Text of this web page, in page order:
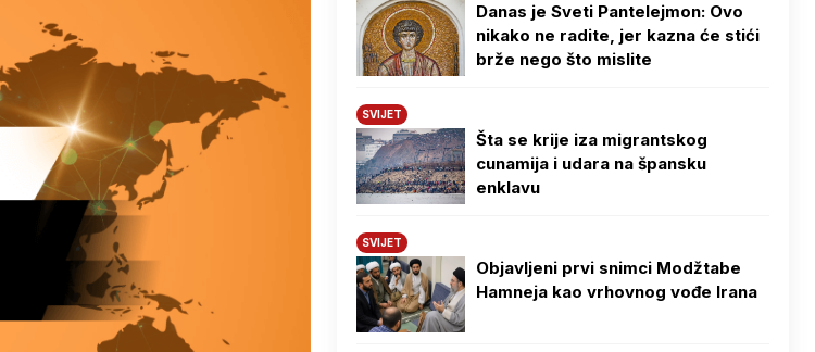
Danas je Sveti Pantelejmon: Ovo
nikako ne radite, jer kazna će stići
brže nego što mislite
SVIJET
Šta se krije iza migrantskog
cunamija i udara na špansku
enklavu
SVIJET
Objavljeni prvi snimci Modžtabe
Hamneja kao vrhovnog vođe Irana